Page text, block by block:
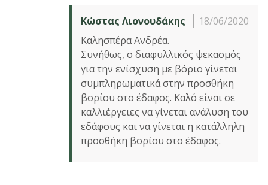
Κώστας Λιονουδάκης
18/06/2020
Καλησπέρα Ανδρέα.
Συνήθως, ο διαφυλλικός ψεκασμός
για την ενίσχυση με βόριο γίνεται
συμπληρωματικά στην προσθήκη
βορίου στο έδαφος. Καλό είναι σε
καλλιέργειες να γίνεται ανάλυση του
εδάφους και να γίνεται η κατάλληλη
προσθήκη βορίου στο έδαφος.